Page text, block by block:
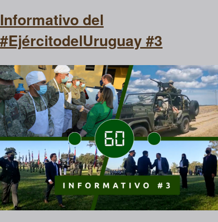
Informativo del
#EjércitodelUruguay #3